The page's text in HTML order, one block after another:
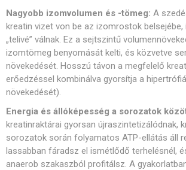
Nagyobb izomvolumen és -tömeg: A
kreatin vizet von be az izomrostok belsejébe,
„telivé” válnak. Ez a sejtszintű
izomtömeg benyomását kelti, és közvetve
növekedését. Hosszú távon a megfelelő
erőedzéssel kombinálva gyorsítja a
növekedését).
Energia és állóképesség a sorozatok
kreatinraktárai gyorsan újraszintetizálódnak,
sorozatok során folyamatos ATP-ellátás áll
lassabban fáradsz el ismétlődő terhelésnél,
anaerob szakaszból profitálsz. A